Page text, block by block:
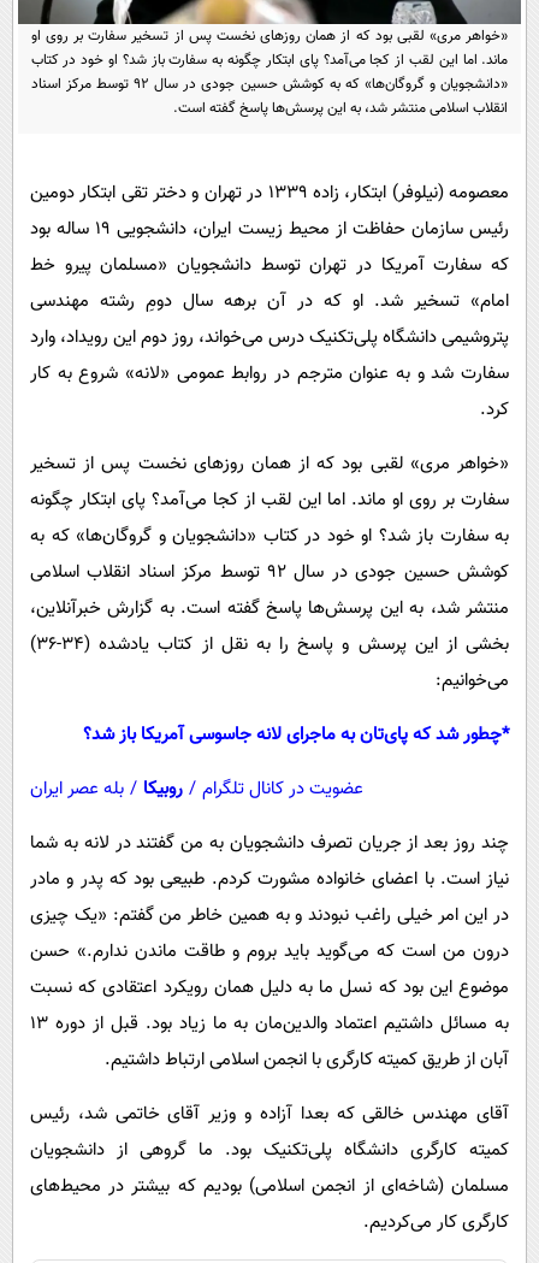
باشگاه مغز
مجله تصویری سلاح
اقتصاد
ورزش
سیاست
فناوری
حوادث
محیط زیست
سلامت
بین الملل
اجتماعی
سیاست خارجی
عصر ایران 2
خواندنی ها و دیدنی ها
داستان کوتاه
روانشناسی
آشپزی
دانلود
آموزش زبان
«خواهر مری» لقبی بود که از همان روزهای نخست پس از تسخیر سفارت بر روی او
ماند. اما این لقب از کجا می‌آمد؟ پای ابتکار چگونه به سفارت باز شد؟ او خود در کتاب
«دانشجویان و گروگان‌ها» که به کوشش حسین جودی در سال ۹۲ توسط مرکز اسناد
انقلاب اسلامی منتشر شد، به این پرسش‌ها پاسخ گفته است.
معصومه (نیلوفر) ابتکار، زاده ۱۳۳۹ در تهران و دختر تقی ابتکار دومین
رئیس سازمان حفاظت از محیط زیست ایران، دانشجویی ۱۹ ساله بود
که سفارت آمریکا در تهران توسط دانشجویان «مسلمان پیرو خط
امام» تسخیر شد. او که در آن برهه سال دومِ رشته مهندسی
پتروشیمی دانشگاه پلی‌تکنیک درس می‌خواند، روز دوم این رویداد، وارد
سفارت شد و به عنوان مترجم در روابط عمومی «لانه» شروع به کار
کرد.
«خواهر مری» لقبی بود که از همان روزهای نخست پس از تسخیر
سفارت بر روی او ماند. اما این لقب از کجا می‌آمد؟ پای ابتکار چگونه
به سفارت باز شد؟ او خود در کتاب «دانشجویان و گروگان‌ها» که به
کوشش حسین جودی در سال ۹۲ توسط مرکز اسناد انقلاب اسلامی
منتشر شد، به این پرسش‌ها پاسخ گفته است. به گزارش خبرآنلاین،
بخشی از این پرسش و پاسخ را به نقل از کتاب یادشده (۳۴-۳۶)
می‌خوانیم:
*چطور شد که پای‌تان به ماجرای لانه جاسوسی آمریکا باز شد؟
عضویت در کانال تلگرام / روبیکا / بله عصر ایران
چند روز بعد از جریان تصرف دانشجویان به من گفتند در لانه به شما
نیاز است. با اعضای خانواده مشورت کردم. طبیعی بود که پدر و مادر
در این امر خیلی راغب نبودند و به همین خاطر من گفتم: «یک چیزی
درون من است که می‌گوید باید بروم و طاقت ماندن ندارم.» حسن
موضوع این بود که نسل ما به دلیل همان رویکرد اعتقادی که نسبت
به مسائل داشتیم اعتماد والدین‌مان به ما زیاد بود. قبل از دوره ۱۳
آبان از طریق کمیته کارگری با انجمن اسلامی ارتباط داشتیم.
آقای مهندس خالقی که بعدا آزاده و وزیر آقای خاتمی شد، رئیس
کمیته کارگری دانشگاه پلی‌تکنیک بود. ما گروهی از دانشجویان
مسلمان (شاخه‌ای از انجمن اسلامی) بودیم که بیشتر در محیط‌های
کارگری کار می‌کردیم.